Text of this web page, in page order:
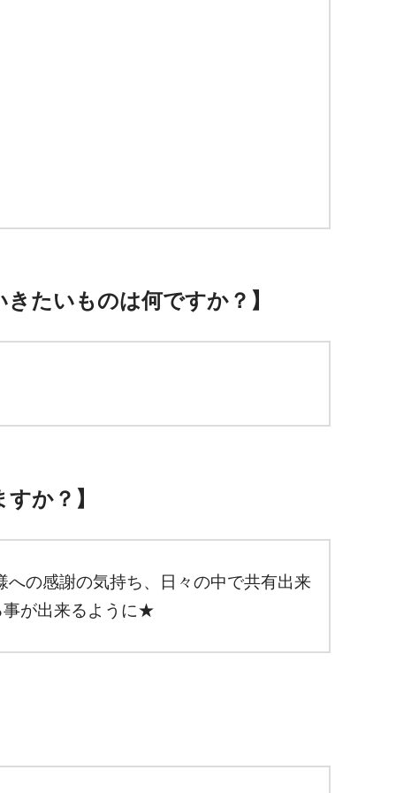
たいものは何ですか？】
か？】
の感謝の気持ち、日々の中で共有出来
事が出来るように★